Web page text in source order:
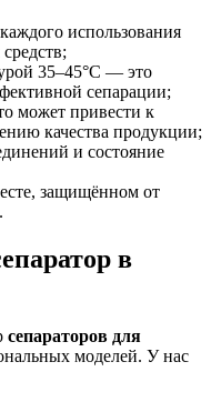
использования
35–45°C — это
сепарации;
может привести к
качества продукции;
и состояние
защищённом от
в
сепараторов для
моделей. У нас